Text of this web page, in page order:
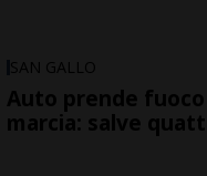
SAN GALLO
Auto prende
marcia: salve